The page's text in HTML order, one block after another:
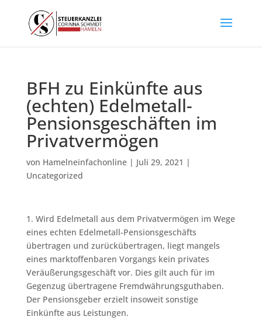
BFH zu Einkünfte aus
(echten) Edelmetall-
Pensionsgeschäften im
Privatvermögen
von Hamelneinfachonline| Juli 29, 2021 |
Uncategorized
1. Wird Edelmetall aus dem Privatvermögen im Wege
eines echten Edelmetall-Pensionsgeschäfts
übertragen und zurückübertragen, liegt mangels
eines marktoffenbaren Vorgangs kein privates
Veräußerungsgeschäft vor. Dies gilt auch für im
Gegenzug übertragene Fremdwährungsguthaben.
Der Pensionsgeber erzielt insoweit sonstige
Einkünfte aus Leistungen.